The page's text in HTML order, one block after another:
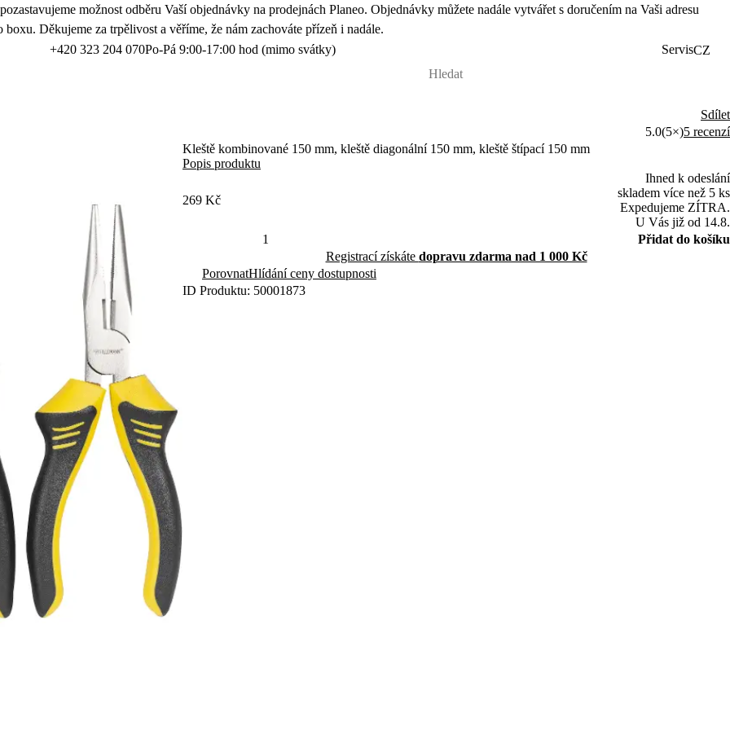
možnost odběru Vaší objednávky na prodejnách Planeo. Objednávky můžete nadále vytvářet s doručením na Vaši adresu
boxu. Děkujeme za trpělivost a věříme, že nám zachováte přízeň i nadále.
+420 323 204 070Po-Pá 9:00-17:00 hod (mimo svátky) ServisCZ
Sdílet
5.0(5×)5 recenzí
Kleště kombinované 150 mm, kleště diagonální 150 mm, kleště štípací 150 mm
Popis produktu
269 Kč
Ihned k odeslání
skladem více než 5 ks
Expedujeme ZÍTRA.
U Vás již od 14.8.
Přidat do košíku
Registrací získáte dopravu zdarma nad 1 000 Kč
PorovnatHlídání ceny dostupnosti
ID Produktu: 50001873